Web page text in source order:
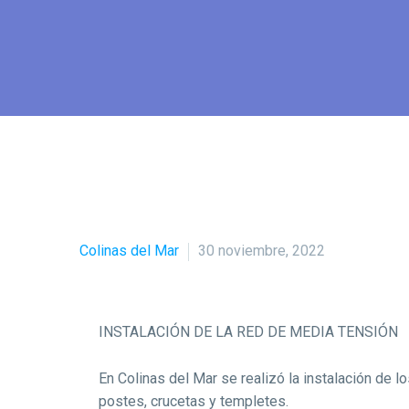
Colinas del Mar 30 noviembre, 2022
INSTALACIÓN DE LA RED DE MEDIA TENSIÓN
En Colinas del Mar se realizó la instalación de
postes, crucetas y templetes.